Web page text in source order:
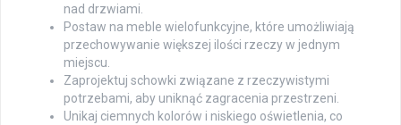
nad drzwiami.
Postaw na meble wielofunkcyjne, które umożliwiają
przechowywanie większej ilości rzeczy w jednym
miejscu.
Zaprojektuj schowki związane z rzeczywistymi
potrzebami, aby uniknąć zagracenia przestrzeni.
Unikaj ciemnych kolorów i niskiego oświetlenia, co